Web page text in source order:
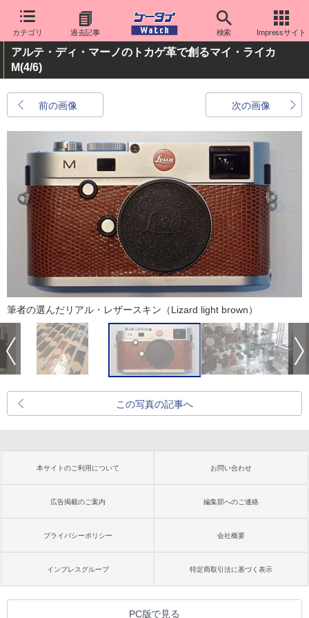
カテゴリ 過去記事 検索 Impressサイト
アルテ・ディ・マーノのトカゲ革で創るマイ・ライカ
M(4/6)
前の画像 次の画像
筆者の選んだリアル・レザースキン（Lizard light brown）
この写真の記事へ
本サイトのご利用について お問い合わせ
広告掲載のご案内 編集部へのご連絡
プライバシーポリシー 会社概要
インプレスグループ 特定商取引法に基づく表示
PC版で見る